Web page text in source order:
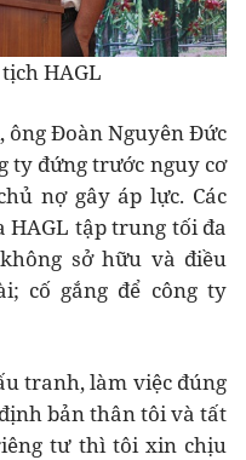
HAGL
ông Đoàn Nguyên Đức
ty đứng trước nguy cơ
nợ gây áp lực. Các
tập trung tối đa
sở hữu và điều
cố gắng để công ty
tranh, làm việc đúng
bản thân tôi và tất
tư thì tôi xin chịu